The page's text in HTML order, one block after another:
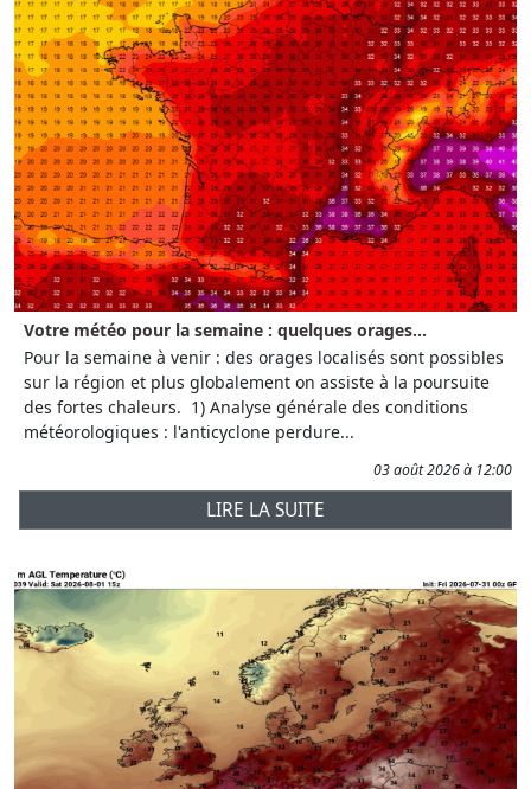
Votre météo pour la semaine : quelques orages...
Pour la semaine à venir : des orages localisés sont possibles
sur la région et plus globalement on assiste à la poursuite
des fortes chaleurs. 1) Analyse générale des conditions
météorologiques : l'anticyclone perdure...
03 août 2026 à 12:00
LIRE LA SUITE